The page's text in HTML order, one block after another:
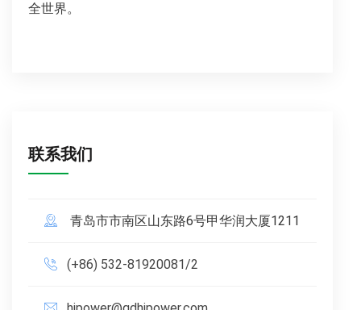
全世界。
联系我们
青岛市市南区山东路6号甲华润大厦1211
(+86) 532-81920081/2